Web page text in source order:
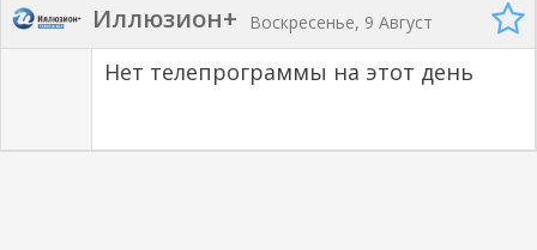
Иллюзион+ Воскресенье, 9 Август
Нет телепрограммы на этот день